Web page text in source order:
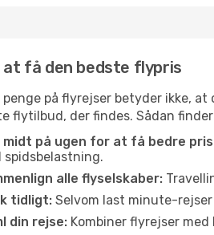
at få den bedste flypris
penge på flyrejser betyder ikke,
flytilbud, der findes. Sådan
midt på ugen for at få bedre
spidsbelastning.
alle flyselskaber:
tidligt: Selvom last minute-
din rejse: Kombiner flyrejser